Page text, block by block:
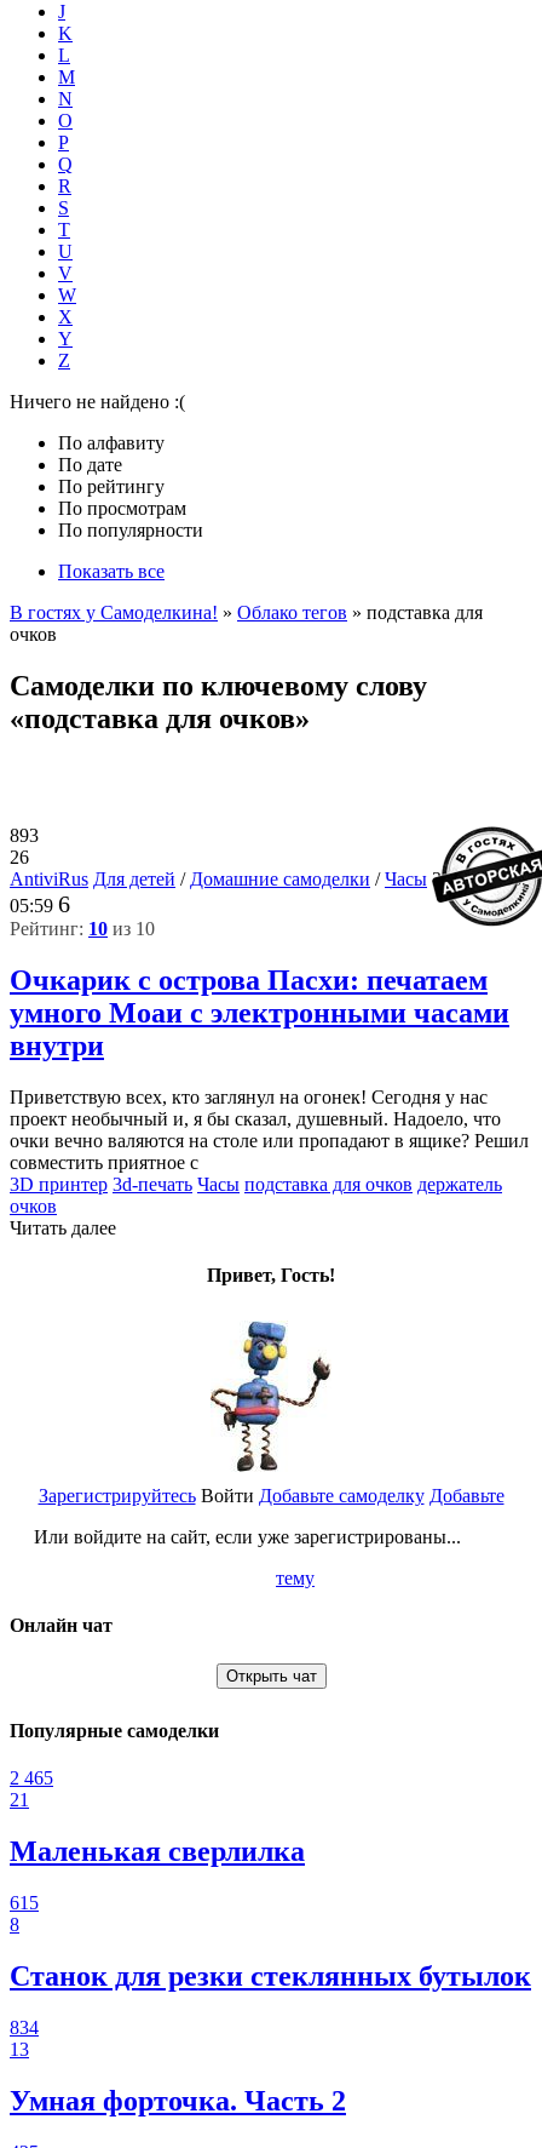
J
K
L
M
N
O
P
Q
R
S
T
U
V
W
X
Y
Z
Ничего не найдено :(
По алфавиту
По дате
По рейтингу
По просмотрам
По популярности
Показать все
В гостях у Самоделкина! » Облако тегов » подставка для
очков
Самоделки по ключевому слову
«подставка для очков»
893
26
AntiviRus Для детей / Домашние самоделки /Часы 31-05-2026,
05:59 6
Рейтинг: 10 из 10
Очкарик с острова Пасхи: печатаем
умного Моаи с электронными часами
внутри
Приветствую всех, кто заглянул на огонек! Сегодня у нас
проект необычный и, я бы сказал, душевный. Надоело, что
очки вечно валяются на столе или пропадают в ящике? Решил
совместить приятное с
3D принтер 3d-печать Часы подставка для очков держатель
очков
Читать далее
Привет, Гость!
Зарегистрируйтесь
Или войдите на сайт, если уже зарегистрированы...
Войти Добавьте самоделку Добавьте
тему
Онлайн чат
Открыть чат
Популярные самоделки
2 465
21
Маленькая сверлилка
615
8
Станок для резки стеклянных бутылок
834
13
Умная форточка. Часть 2